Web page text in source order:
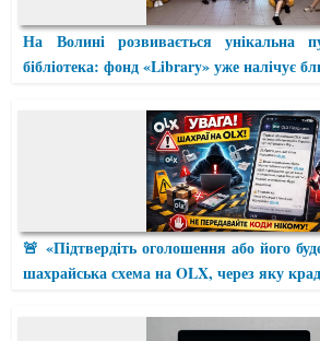
На Волині розвивається унікальна
бібліотека: фонд «Library» уже налічує
🚨 «Підтвердіть оголошення або його
шахрайська схема на OLX, через яку